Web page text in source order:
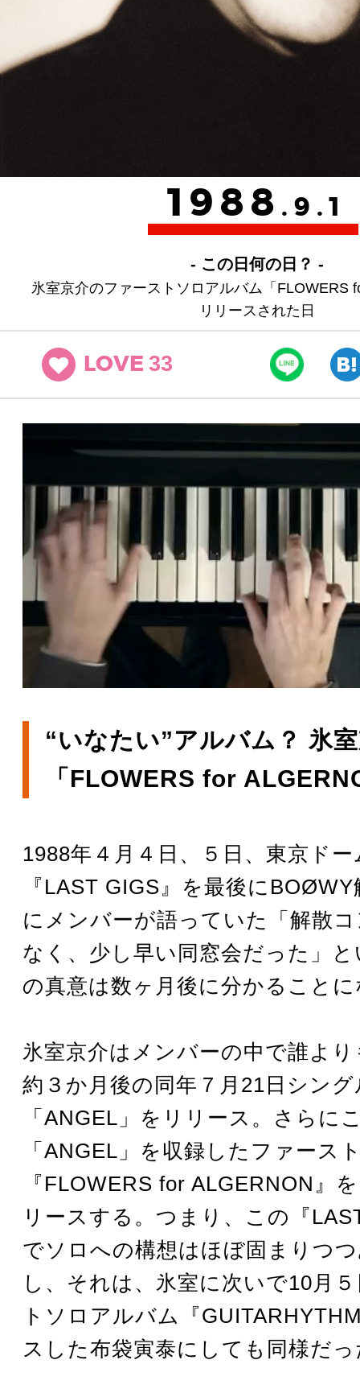
1988 .9.1
- この日何の日？ -
氷室京介のファーストソロアルバム「FLOWERS
リリースされた日
LOVE 33
“いなたい”アルバム？ 氷
「FLOWERS for
1988年４月４日、５日、東京ド
『LAST GIGS』を最後に
にメンバーが語っていた「解散
なく、少し早い同窓会だった」
の真意は数ヶ月後に分かること
氷室京介はメンバーの中で誰よ
約３か月後の同年７月21日シング
「ANGEL」をリリース。さらに
「ANGEL」を収録したファース
『FLOWERS for ALGERNON』
リースする。つまり、この『
でソロへの構想はほぼ固まりつ
し、それは、氷室に次いで10月
トソロアルバム『
スした布袋寅泰にしても同様だ